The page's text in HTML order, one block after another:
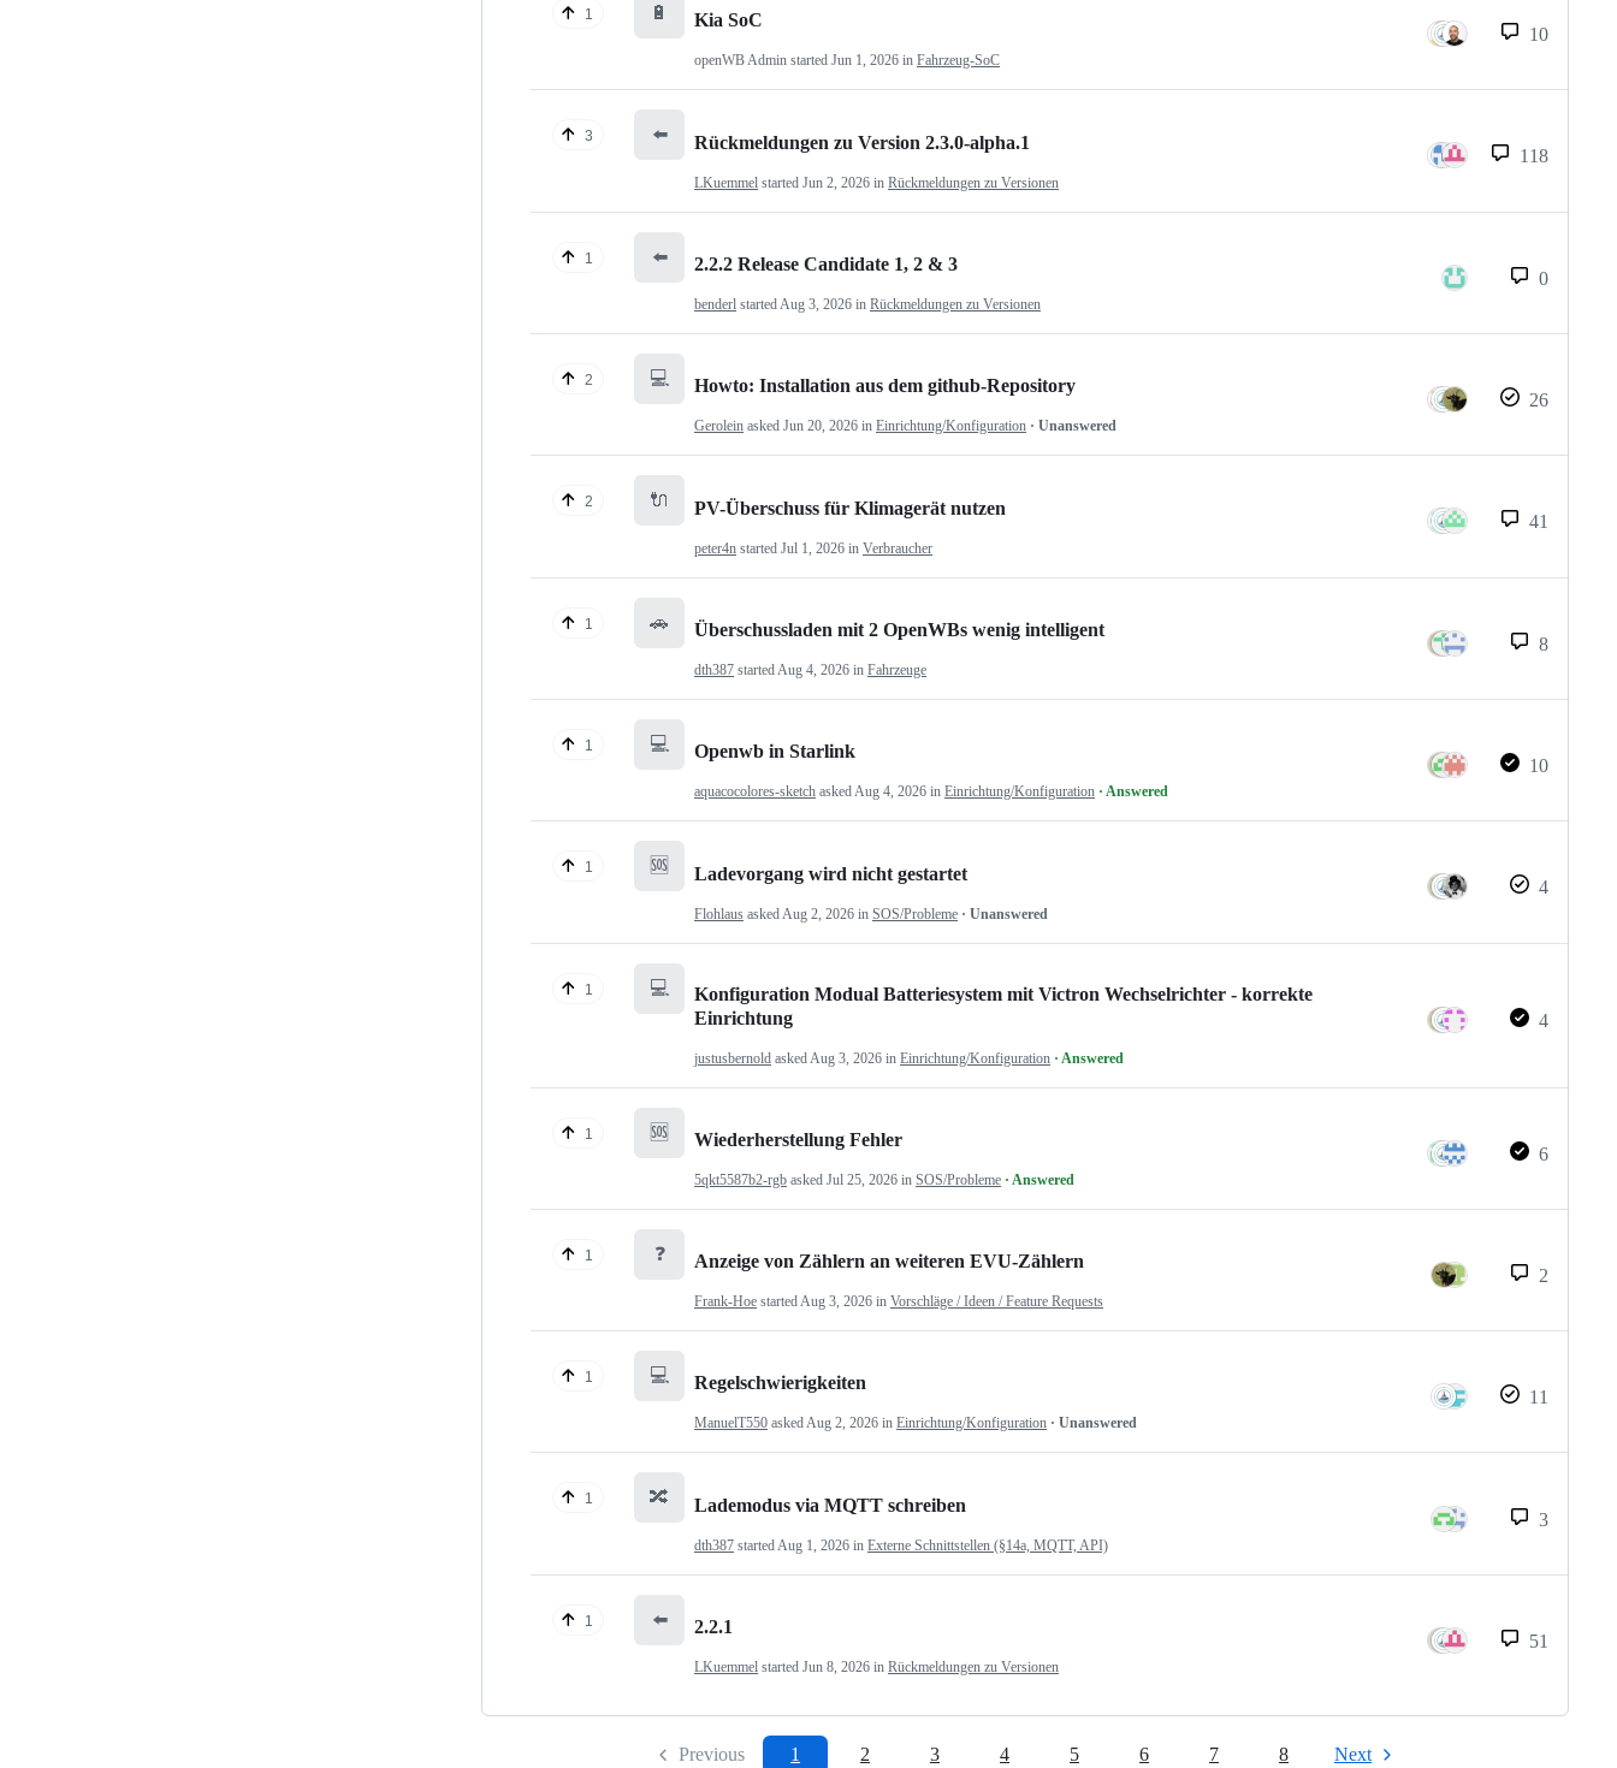
1 🔋 Kia SoC
openWB Admin started Jun 1, 2026 in Fahrzeug-SoC
10
3 ⬅️ Rückmeldungen zu Version 2.3.0-alpha.1
LKuemmel started Jun 2, 2026 in Rückmeldungen zu Versionen
118
1 ⬅️ 2.2.2 Release Candidate 1, 2 & 3
benderl startedAug 3, 2026 in Rückmeldungen zu Versionen
0
2 💻 Howto: Installation aus dem github-Repository
Gerolein asked Jun 20, 2026 in Einrichtung/Konfiguration · Unanswered
26
2 🔌 PV-Überschuss für Klimagerät nutzen
peter4n started Jul 1, 2026 in Verbraucher
41
1 🚗 Überschussladen mit 2 OpenWBs wenig intelligent
dth387 startedAug 4, 2026 in Fahrzeuge
8
1 💻 Openwb in Starlink
aquacocolores-sketch askedAug 4, 2026 in Einrichtung/Konfiguration · Answered
10
1 🆘 Ladevorgang wird nicht gestartet
Flohlaus asked Aug 2, 2026 in SOS/Probleme · Unanswered
4
1 💻
Konfiguration Modual Batteriesystem mit Victron Wechselrichter - korrekte
Einrichtung
justusbernold asked Aug 3, 2026 in Einrichtung/Konfiguration · Answered
4
1 🆘 Wiederherstellung Fehler
5qkt5587b2-rgb asked Jul 25, 2026 in SOS/Probleme · Answered
6
1 ❓ Anzeige von Zählern an weiteren EVU-Zählern
Frank-Hoe startedAug 3, 2026 in Vorschläge / Ideen / Feature Requests
2
1 💻 Regelschwierigkeiten
ManuelT550 askedAug 2, 2026 in Einrichtung/Konfiguration · Unanswered
11
1 🔀 Lademodus via MQTT schreiben
dth387 startedAug 1, 2026 in Externe Schnittstellen (§14a, MQTT, API)
3
1 ⬅️ 2.2.1
LKuemmel started Jun 8, 2026 in Rückmeldungen zu Versionen
51
Previous 1 2 3 4 5 6 7 8 Next